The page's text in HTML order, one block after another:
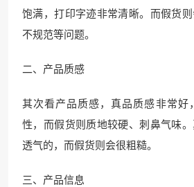
饱满，打印字迹非常清晰。而假货
不规范等问题。
二、产品质感
其次看产品质感，真品质感非常好
性，而假货则质地较硬、刺鼻气味
透气的，而假货则会很粗糙。
三、产品信息